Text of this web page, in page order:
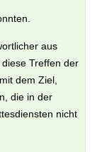
aus
Treffen der
dem Ziel,
die in der
nicht